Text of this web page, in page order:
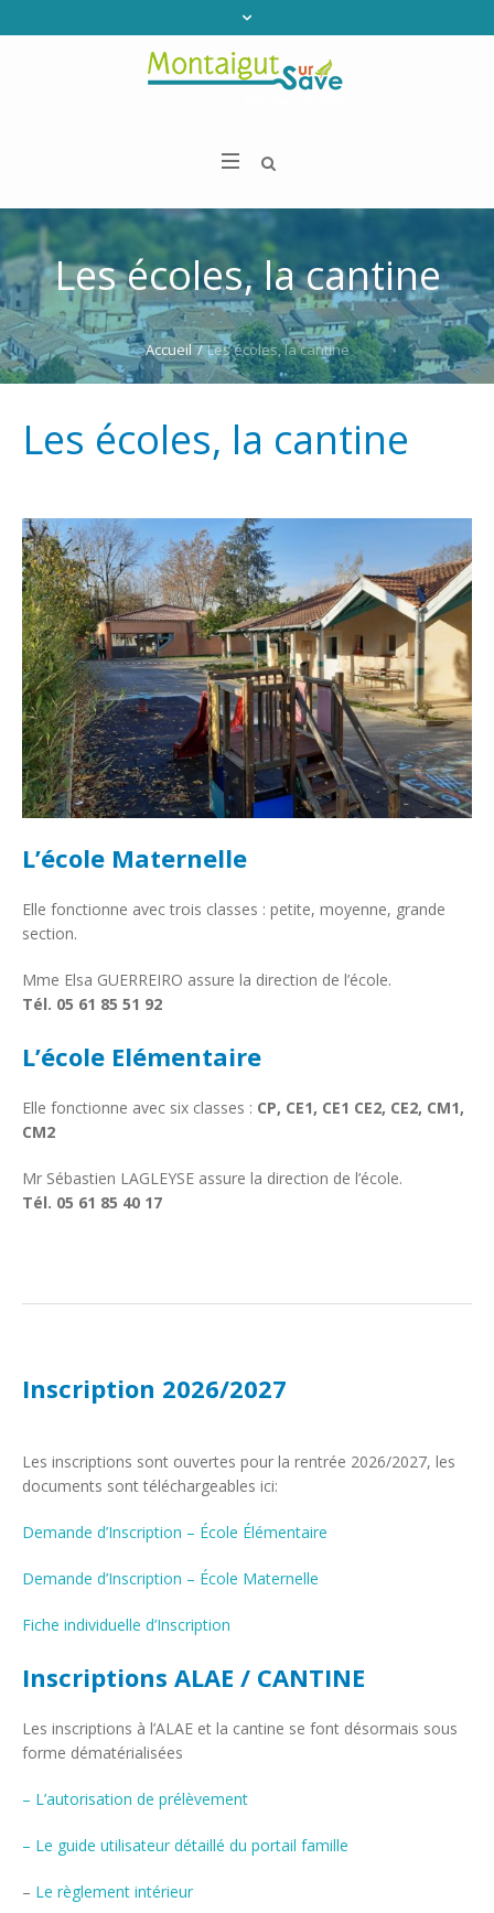
Les écoles, la cantine
Accueil /Les écoles, la cantine
Les écoles, la cantine
L’école Maternelle
Elle fonctionne avec trois classes : petite, moyenne, grande
section.
Mme Elsa GUERREIRO assure la direction de l’école.
Tél. 05 61 85 51 92
L’école Elémentaire
Elle fonctionne avec six classes : CP, CE1, CE1 CE2, CE2, CM1,
CM2
Mr Sébastien LAGLEYSE assure la direction de l’école.
Tél. 05 61 85 40 17
Inscription 2026/2027
Les inscriptions sont ouvertes pour la rentrée 2026/2027, les
documents sont téléchargeables ici:
Demande d’Inscription – École Élémentaire
Demande d’Inscription – École Maternelle
Fiche individuelle d’Inscription
Inscriptions ALAE / CANTINE
Les inscriptions à l’ALAE et la cantine se font désormais sous
forme dématérialisées
– L’autorisation de prélèvement
– Le guide utilisateur détaillé du portail famille
– Le règlement intérieur